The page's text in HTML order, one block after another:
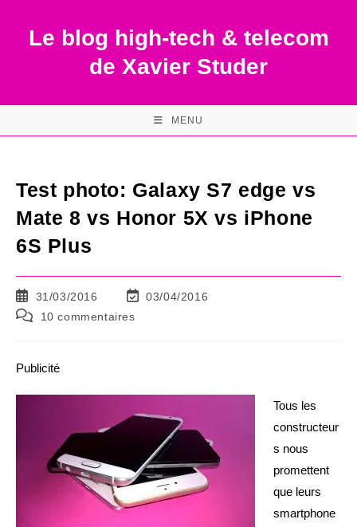
contentLe blog high-tech & telecom
de Xavier Studer
MENU
Test photo: Galaxy S7 edge vs
Mate 8 vs Honor 5X vs iPhone
6S Plus
Publication
publiée :
31/03/2016
Dernière
03/04/2016
Commentaires
10 commentaires
Publicité
Tous les
constructeur
s nous
promettent
que leurs
smartphone